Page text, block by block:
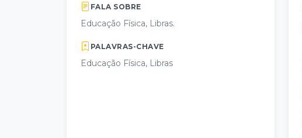
FALA SOBRE
Educação Física, Libras.
PALAVRAS-CHAVE
Educação Física, Libras